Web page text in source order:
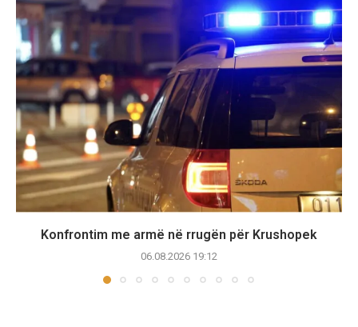
Konfrontim me armë në rrugën për Krushopek
06.08.2026 19:12